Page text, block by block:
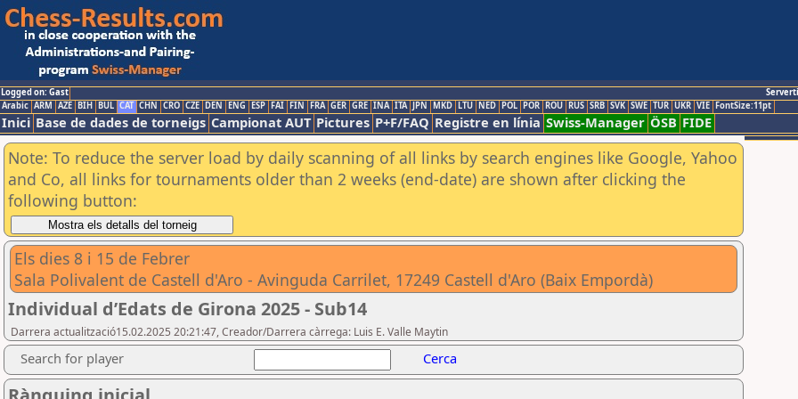
Logged on: Gast
Arabic ARM AZE BIH BUL CAT CHN CRO CZE DEN ENG ESP FAI FIN FRA GER GRE INA ITA JPN MKD LTU NED POL POR ROU RUS SRB SVK SWE TUR UKR VIE FontSize:11pt
Inici Base de dades de torneigs Campionat AUT Pictures P+F/FAQ Registre en línia Swiss-Manager ÖSB FIDE
Note: To reduce the server load by daily scanning of all links by search engines like Google, Yahoo
and Co, all links for tournaments older than 2 weeks (end-date) are shown after clicking the
following button:
Els dies 8 i 15 de Febrer
Sala Polivalent de Castell d'Aro - Avinguda Carrilet, 17249 Castell d'Aro (Baix Empordà)
Individual d’Edats de Girona 2025 - Sub14
Darrera actualització15.02.2025 20:21:47, Creador/Darrera càrrega: Luis E. Valle Maytin
Search for player Cerca